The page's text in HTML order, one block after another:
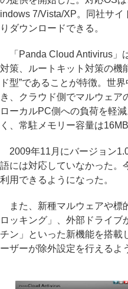
indows 7/Vista/XP。同社サイ
りダウンロードできる。
「Panda Cloud Antivirus」
対策、ルートキット対策の機
ド型”であることが特徴。世
き、クラウド側でマルウェア
ローカルPC側への負荷を軽
く、常駐メモリー容量は
2009年11月にバージョン
語には対応していなかった。
利用できるようになった。
また、新種マルウェアや標
ロッキング」、外部ドライブ
チン」といった新機能を搭載
ーザーが除外設定を行えるよ